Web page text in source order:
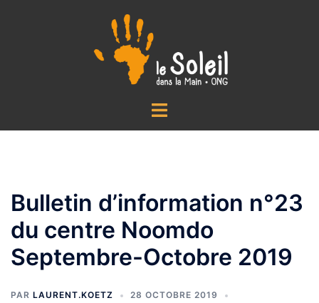
Ouvrir/fermer
Bulletin d’information n°23
du centre Noomdo
Septembre-Octobre 2019
PAR LAURENT.KOETZ
28 OCTOBRE 2019